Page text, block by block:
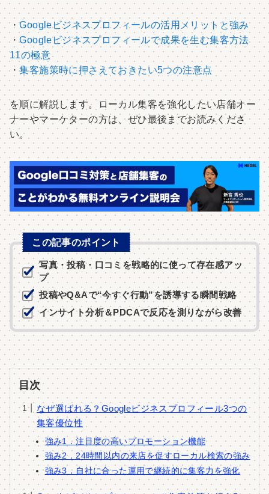
・Googleビジネスプロフィールの活用メリットと強み
・Googleビジネスプロフィールで成果を生む集客方法
11の極意
・集客施策時に押さえておきたい5つの注意点
を順に解説します。ローカル集客を強化したい店舗オー
ナーやマーケターの方は、ぜひ最後までお読みくださ
い。
この記事のポイント
写真・投稿・口コミを戦略的に使って存在感アッ
プ
投稿やQ&Aで“今すぐ行動”を誘導する瞬間戦略
インサイト分析＆PDCAで反応を測りながら改善
目次
なぜ選ばれる？Googleビジネスプロフィール3つの
集客優位性
強み1．注目度の高いプロモーション機能
強み2．24時間以内の来店を促すローカル検索の強み
強み3．自社に合った運用で継続的に集客力を強化